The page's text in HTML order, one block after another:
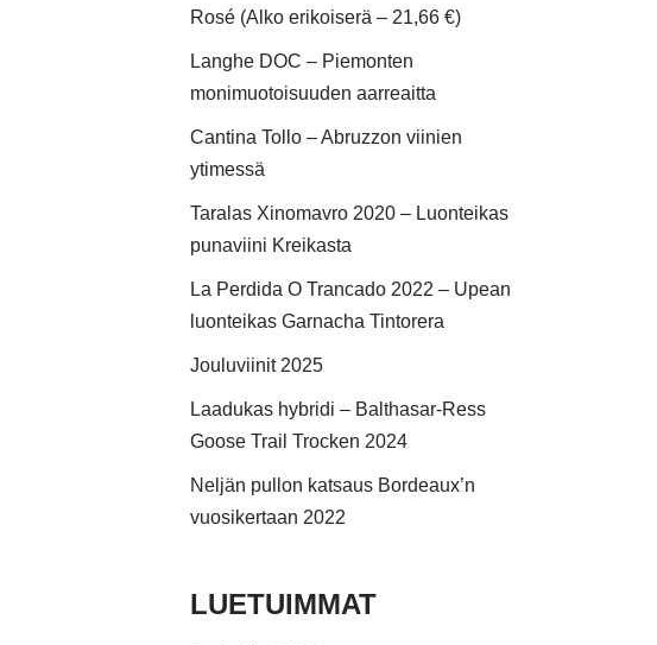
Rosé (Alko erikoiserä – 21,66 €)
Langhe DOC – Piemonten
monimuotoisuuden aarreaitta
Cantina Tollo – Abruzzon viinien
ytimessä
Taralas Xinomavro 2020 – Luonteikas
punaviini Kreikasta
La Perdida O Trancado 2022 – Upean
luonteikas Garnacha Tintorera
Jouluviinit 2025
Laadukas hybridi – Balthasar-Ress
Goose Trail Trocken 2024
Neljän pullon katsaus Bordeaux’n
vuosikertaan 2022
LUETUIMMAT